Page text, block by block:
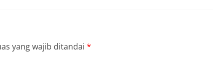
yang wajib ditandai *